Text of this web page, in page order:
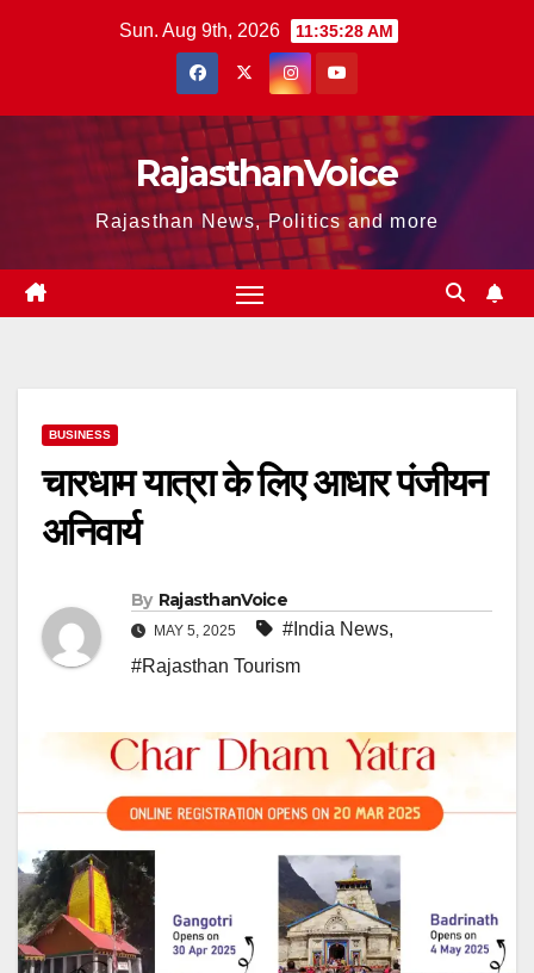
Sun. Aug 9th, 2026 11:35:29 AM
RajasthanVoice
Rajasthan News, Politics and more
BUSINESS
चारधाम यात्रा के लिए आधार पंजीयन
अनिवार्य
By RajasthanVoice
MAY 5, 2025 #India News,
#Rajasthan Tourism